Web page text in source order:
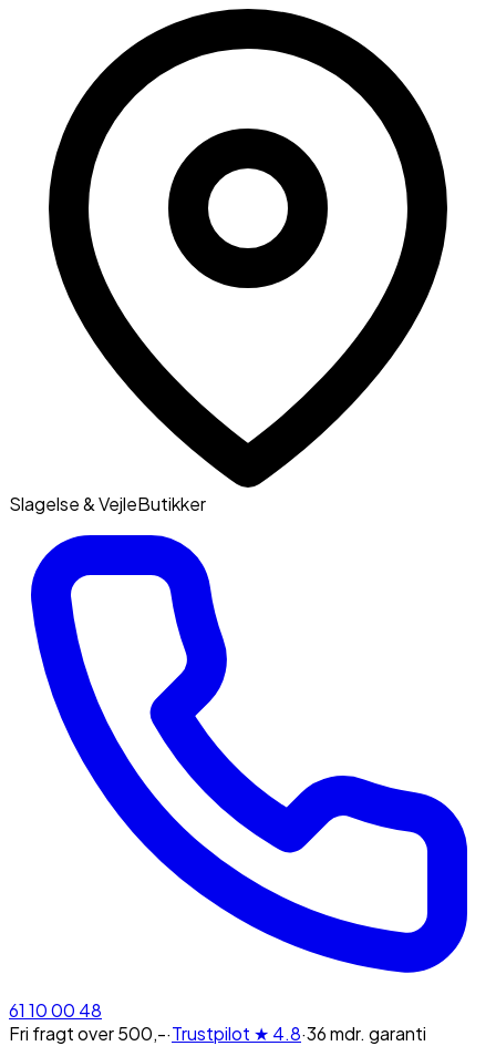
Slagelse & VejleButikker
61 10 00 48
Fri fragt over 500,-·Trustpilot ★ 4.8·36 mdr. garanti